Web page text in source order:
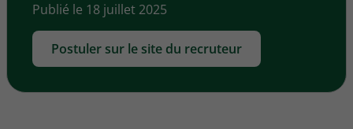
Publié le 18 juillet 2025
Postuler sur le site du recruteur